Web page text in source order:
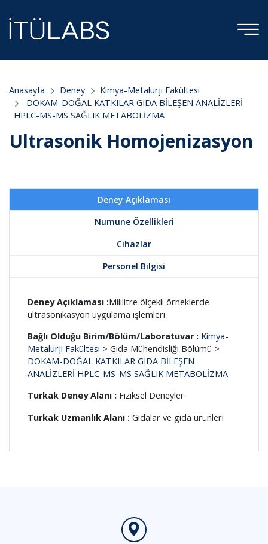
Anasayfa Deney
Kimya-Metalurji Fakültesi
DOKAM-DOĞAL KATKILAR GIDA BİLEŞEN ANALİZLERİ
HPLC-MS-MS SAĞLIK METABOLİZMA
Ultrasonik Homojenizasyon
Deney Açıklaması
Numune Özellikleri
Cihazlar
Personel Bilgisi
Deney Açıklaması :Mililitre ölçekli örneklerde
ultrasonikasyon uygulama işlemleri.
Bağlı Olduğu Birim/Bölüm/Laboratuvar : Kimya-
Metalurji Fakültesi > Gıda Mühendisliği Bölümü >
DOKAM-DOĞAL KATKILAR GIDA BİLEŞEN
ANALİZLERİ HPLC-MS-MS SAĞLIK METABOLİZMA
Turkak Deney Alanı : Fiziksel Deneyler
Turkak Uzmanlık Alanı : Gıdalar ve gıda ürünleri